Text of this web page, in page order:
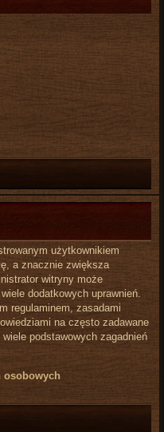
użytkownikiem
a znacznie zwiększa
witryny może
dodatkowych uprawnień.
regulaminem, zasadami
na często zadawane
podstawowych zagadnień
osobowych